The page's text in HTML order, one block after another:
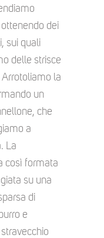
ottenendo dei
sui quali
delle strisce
Arrotoliamo la
un
che
a
La
così formata
su una
di
e